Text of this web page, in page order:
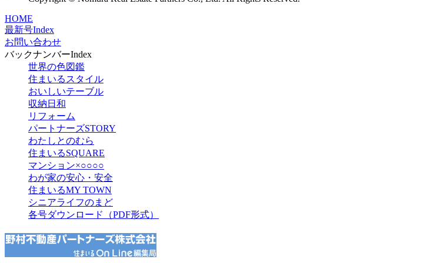
HOME
最新号Index
お問い合わせ
バックナンバーIndex
世界の色図鑑
住まいるスタイル
おいしいテーブル
収納日和
リフォーム
パートナーズSTORY
わたしとのむら
住まいるSQUARE
マンション×○○○○
わが家の安心・安全
住まいるMY TOWN
シニアライフのまど
各号ダウンロード（PDF形式）